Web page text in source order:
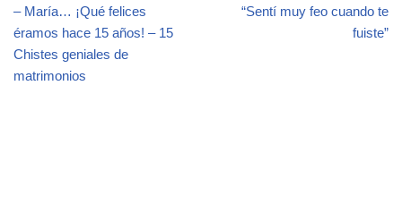
– María… ¡Qué felices
éramos hace 15 años! – 15
Chistes geniales de
matrimonios
“Sentí muy feo cuando te
fuiste”